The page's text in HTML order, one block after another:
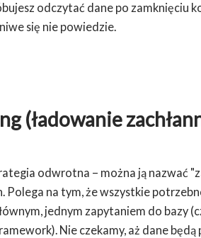
odczytać dane po zamknięciu
się nie powiedzie.
(ładowanie
odwrotna – można ją nazwać
Polega na tym, że wszystkie
jednym zapytaniem do bazy
Nie czekamy, aż dane będą